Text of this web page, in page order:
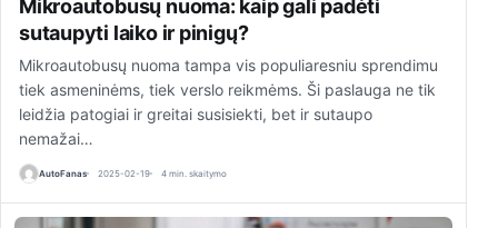
Mikroautobusų nuoma: kaip gali padėti
sutaupyti laiko ir pinigų?
Mikroautobusų nuoma tampa vis populiaresniu sprendimu
tiek asmeninėms, tiek verslo reikmėms. Ši paslauga ne tik
leidžia patogiai ir greitai susisiekti, bet ir sutaupo
nemažai…
AutoFanas 2025-02-19 4 min. skaitymo